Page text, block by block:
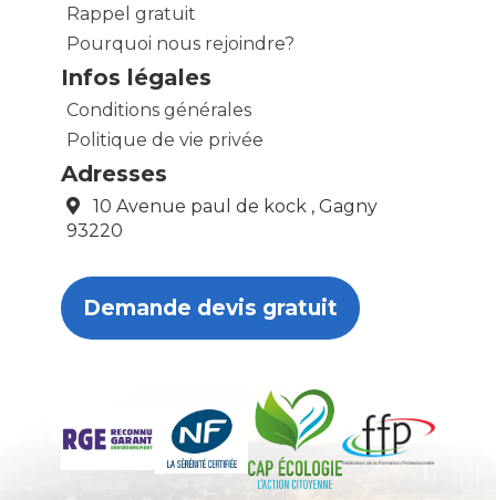
Rappel gratuit
Pourquoi nous rejoindre?
Infos légales
Conditions générales
Politique de vie privée
Adresses
10 Avenue paul de kock , Gagny
93220
Demande devis gratuit